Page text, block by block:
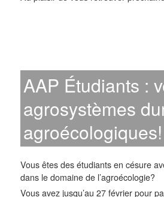
AAP Étudiants :
agrosystèmes
agroécologiques!
Vous êtes des étudiants en césure
dans le domaine de l’agroécologie?
Vous avez jusqu’au 27 février pour